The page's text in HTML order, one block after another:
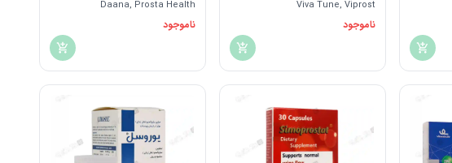
Viva Tune, Viprost
ناموجود
Daana, Prosta Health
ناموجود